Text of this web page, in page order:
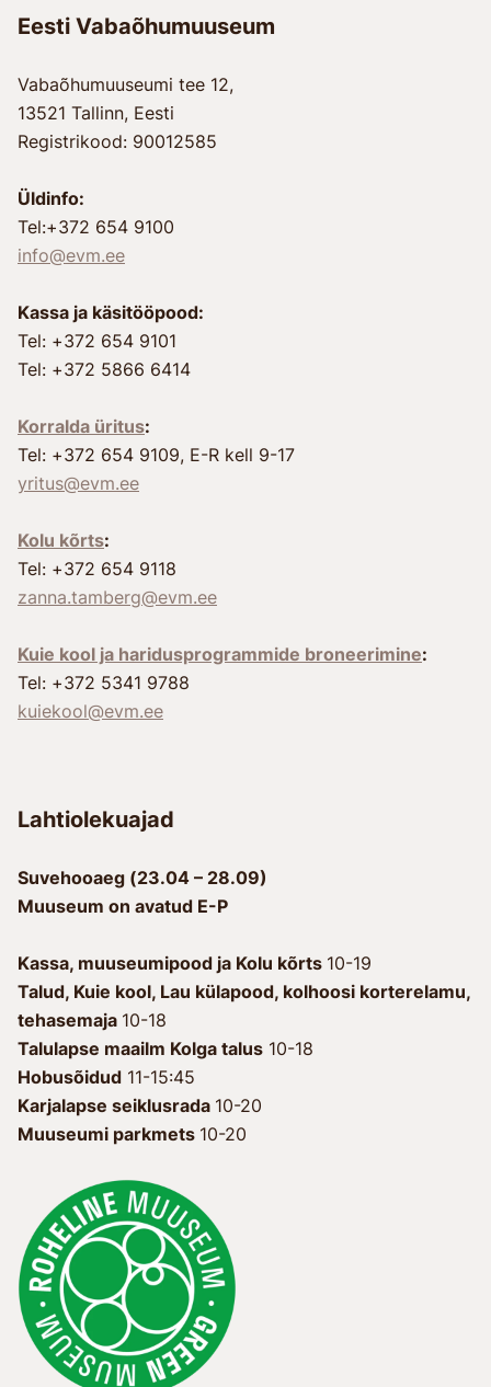
Eesti Vabaõhumuuseum
Vabaõhumuuseumi tee 12,
13521 Tallinn, Eesti
Registrikood: 90012585
Üldinfo:
Tel:+372 654 9100
info@evm.ee
Kassa ja käsitööpood:
Tel: +372 654 9101
Tel: +372 5866 6414
Korralda üritus:
Tel: +372 654 9109, E-R kell 9-17
yritus@evm.ee
Kolu kõrts:
Tel: +372 654 9118
zanna.tamberg@evm.ee
Kuie kool ja haridusprogrammide broneerimine:
Tel: +372 5341 9788
kuiekool@evm.ee
Lahtiolekuajad
Suvehooaeg (23.04 – 28.09)
Muuseum on avatud E-P
Kassa, muuseumipood ja Kolu kõrts 10-19
Talud, Kuie kool, Lau külapood, kolhoosi korterelamu,
tehasemaja 10-18
Talulapse maailm Kolga talus 10-18
Hobusõidud 11-15:45
Karjalapse seiklusrada 10-20
Muuseumi parkmets 10-20